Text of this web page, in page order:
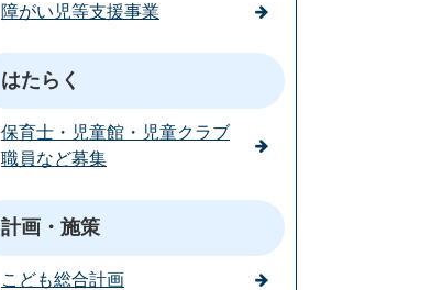
障がい児等支援事業
はたらく
保育士・児童館・児童クラブ
職員など募集
計画・施策
こども総合計画